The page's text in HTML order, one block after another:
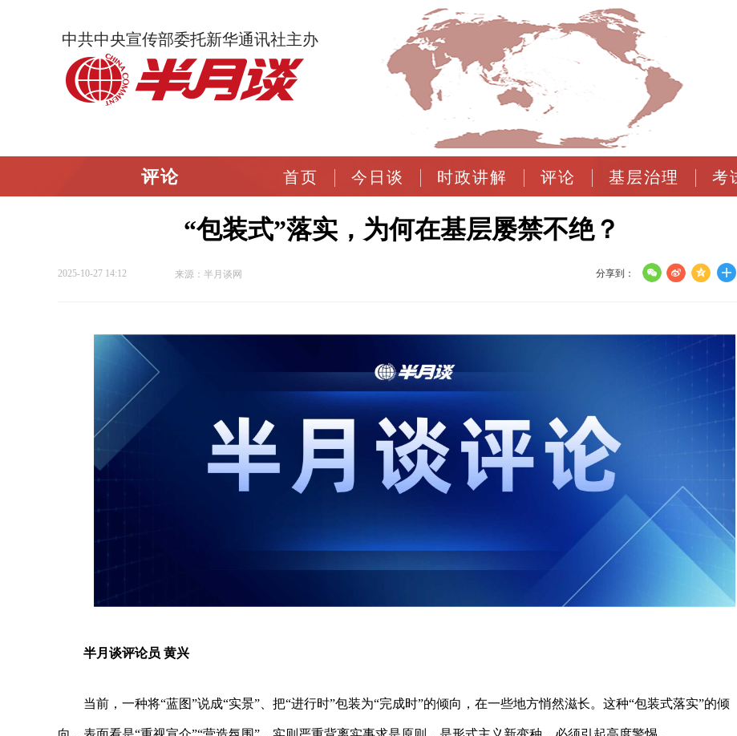
中共中央宣传部委托新华通讯社主办
评论 首页 今日谈 时政讲解 评论 基层治理 考
“包装式”落实，为何在基层屡禁不绝？
2025-10-27 14:12 来源：半月谈网 分享到：
半月谈评论员 黄兴
当前，一种将“蓝图”说成“实景”、把“进行时”包装为“完成时”的倾向，在一些地方悄然滋长。这种“包装式落实”的倾